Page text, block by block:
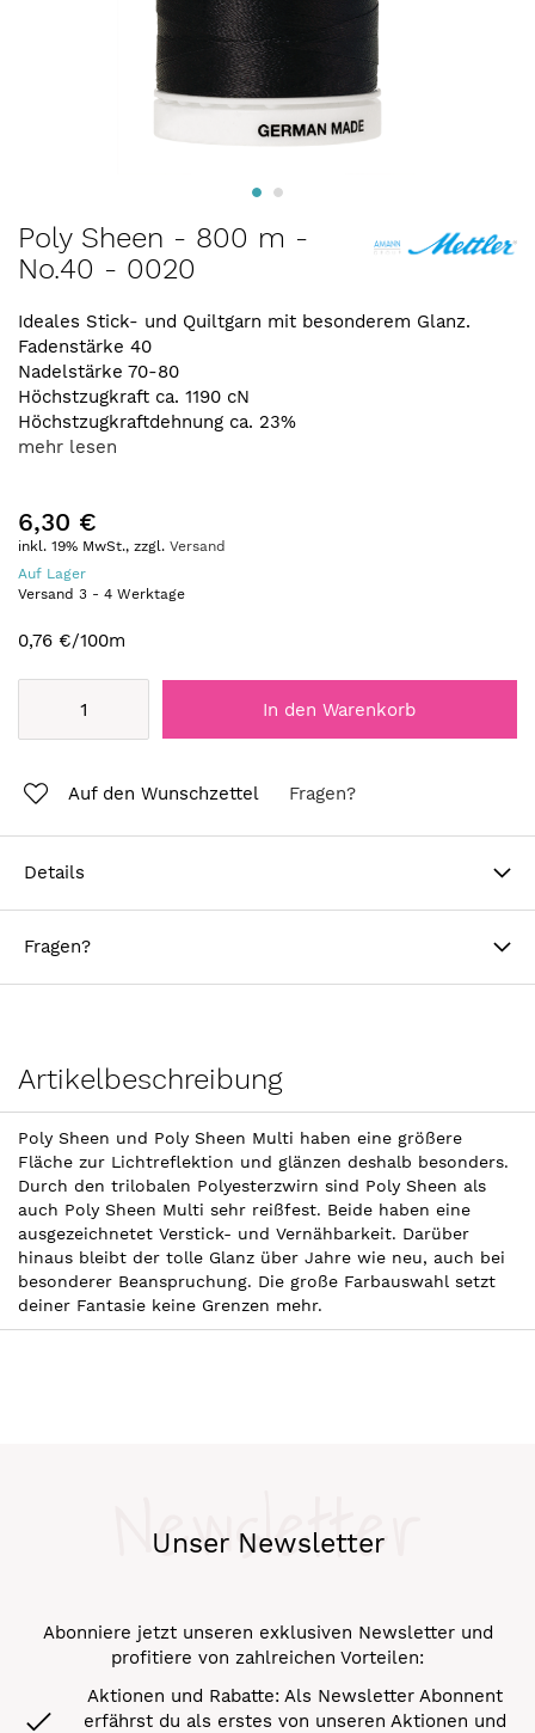
Zum
Anfang
der
springen
Poly Sheen - 800 m -
No.40 - 0020
Ideales Stick- und Quiltgarn mit besonderem Glanz.
Fadenstärke 40
Nadelstärke 70-80
Höchstzugkraft ca. 1190 cN
Höchstzugkraftdehnung ca. 23%
mehr lesen
6,30 €
inkl. 19% MwSt., zzgl. Versand
Auf Lager
Versand 3 - 4 Werktage
0,76 €/100m
In den Warenkorb
Auf den Wunschzettel Fragen?
Details
Fragen?
Artikelbeschreibung
Poly Sheen und Poly Sheen Multi haben eine größere
Fläche zur Lichtreflektion und glänzen deshalb besonders.
Durch den trilobalen Polyesterzwirn sind Poly Sheen als
auch Poly Sheen Multi sehr reißfest. Beide haben eine
ausgezeichnetet Verstick- und Vernähbarkeit. Darüber
hinaus bleibt der tolle Glanz über Jahre wie neu, auch bei
besonderer Beanspruchung. Die große Farbauswahl setzt
deiner Fantasie keine Grenzen mehr.
Unser Newsletter
Newsletter
Abonniere jetzt unseren exklusiven Newsletter und
profitiere von zahlreichen Vorteilen:
Aktionen und Rabatte: Als Newsletter Abonnent
erfährst du als erstes von unseren Aktionen und